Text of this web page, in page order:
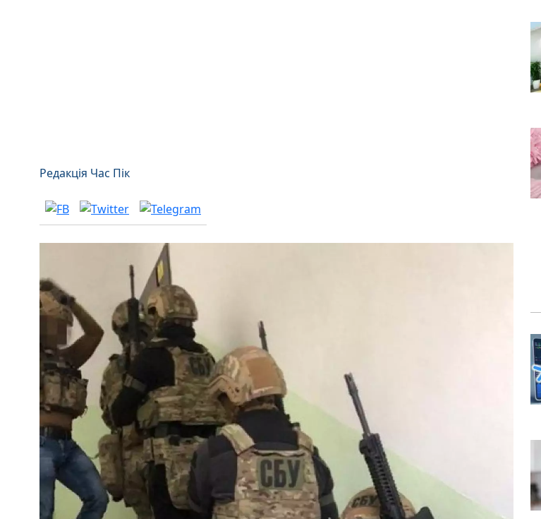
Редакція Час Пік